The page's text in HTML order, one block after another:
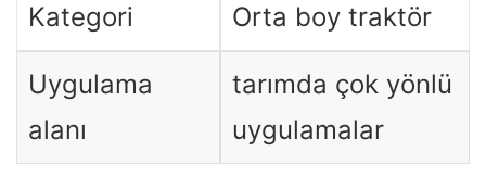
Kategori Orta boy traktör
Uygulama
alanı
tarımda çok yönlü
uygulamalar